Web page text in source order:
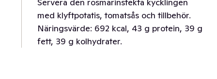
med klyftpotatis, tomatsås och tillbehör.
Näringsvärde: 692 kcal, 43 g protein, 39 g
fett, 39 g kolhydrater.